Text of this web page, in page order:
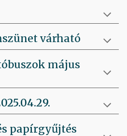
várható
május
papírgyűjtés